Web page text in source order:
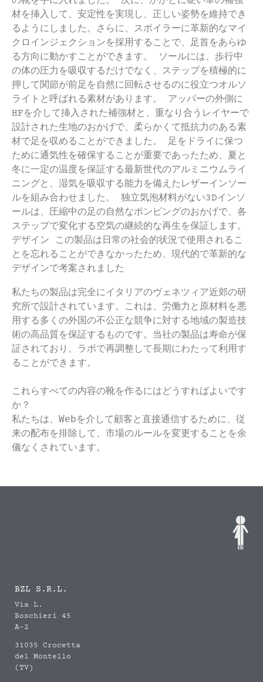
材を挿入して、安定性を実現し、正しい姿勢を維持でき
るようにしました。さらに、スポイラーに革新的なマイ
クロインジェクションを採用することで、足首をあらゆ
る方向に動かすことができます。 ソールには、歩行中
の体の圧力を吸収するだけでなく、ステップを積極的に
押して関節が前足を自然に回転させるのに役立つオルソ
ライトと呼ばれる素材があります。 アッパーの外側に
HFを介して挿入された補強材と、重なり合うレイヤーで
設計された生地のおかげで、柔らかくて抵抗力のある素
材で足を収めることができました。 足をドライに保つ
ために通気性を確保することが重要であったため、夏と
冬に一定の温度を保証する最新世代のアルミニウムライ
ニングと、湿気を吸収する能力を備えたレザーインソー
ルを組み合わせました。 独立気泡材料がない3Dインソ
ールは、圧縮中の足の自然なポンピングのおかげで、各
ステップで変化する空気の継続的な再生を保証します。
デザイン この製品は日常の社会的状況で使用されるこ
とを忘れることができなかったため、現代的で革新的な
デザインで考案されました
私たちの製品は完全にイタリアのヴェネツィア近郊の研
究所で設計されています。これは、労働力と原材料を悪
用する多くの外国の不公正な競争に対する地域の製造技
術の高品質を保証するものです。当社の製品は寿命が保
証されており、ラボで再調整して長期にわたって利用す
ることができます。
これらすべての内容の靴を作るにはどうすればよいです
か？
私たちは、Webを介して顧客と直接通信するために、従
来の配布を排除して、市場のルールを変更することを余
儀なくされています。
BZL S.R.L.
Via L.
Boschieri 45
A-2
31035 Crocetta
del Montello
(TV)